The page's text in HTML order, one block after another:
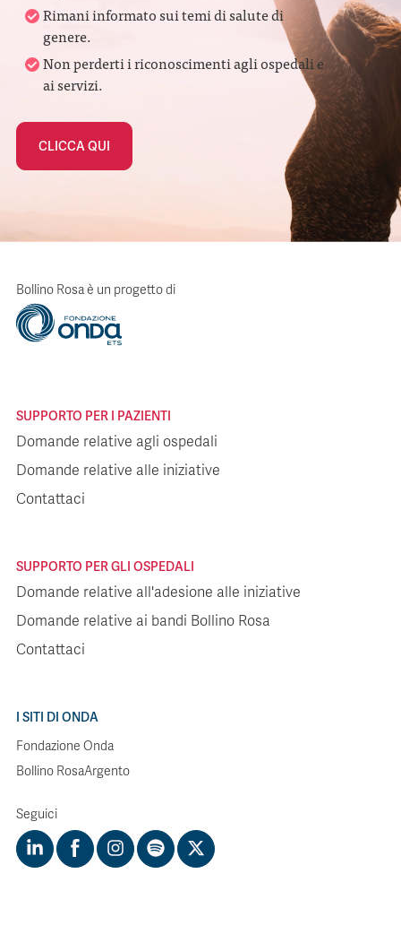
Rimani informato sui temi di salute di
genere.
Non perderti i riconoscimenti agli ospedali e
ai servizi.
CLICCA QUI
Bollino Rosa è un progetto di
SUPPORTO PER I PAZIENTI
Domande relative agli ospedali
Domande relative alle iniziative
Contattaci
SUPPORTO PER GLI OSPEDALI
Domande relative all'adesione alle iniziative
Domande relative ai bandi Bollino Rosa
Contattaci
I SITI DI ONDA
Fondazione Onda
Bollino RosaArgento
Seguici